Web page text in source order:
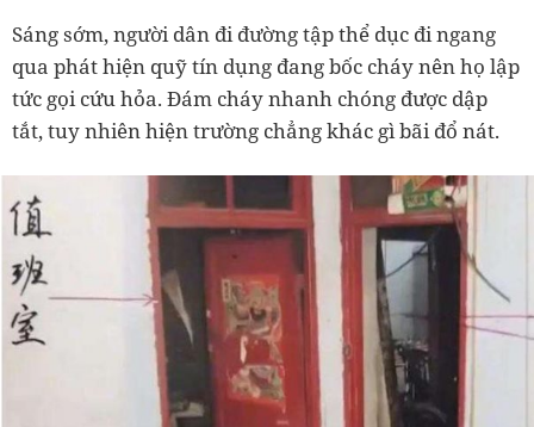
Sáng sớm, người dân đi đường tập thể dục đi ngang
qua phát hiện quỹ tín dụng đang bốc cháy nên họ lập
tức gọi cứu hỏa. Đám cháy nhanh chóng được dập
tắt, tuy nhiên hiện trường chẳng khác gì bãi đổ nát.